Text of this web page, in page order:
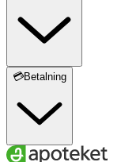
💳Betalning